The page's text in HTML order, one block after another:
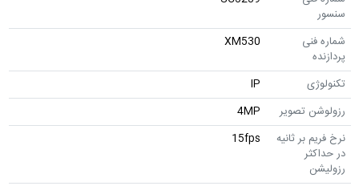
XM530
تصویر
4MP
بر ثانیه
15fps